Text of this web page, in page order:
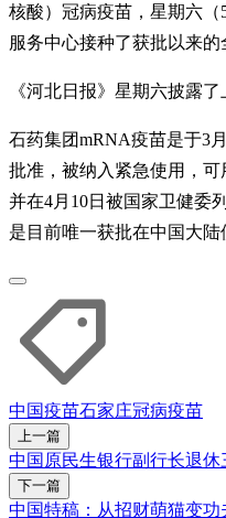
核酸）冠病疫苗，星期六
服务中心接种了获批以来的
《河北日报》星期六披露了
石药集团mRNA疫苗是于3
批准，被纳入紧急使用，可
并在4月10日被国家卫健委
是目前唯一获批在中国大陆
中国疫苗石家庄冠病疫苗
上一篇
中国原民生银行副行长退休
下一篇
中国特稿：从招财萌猫变